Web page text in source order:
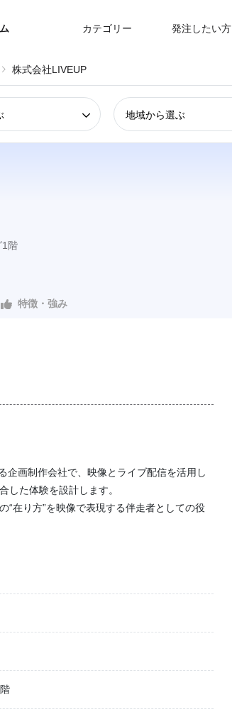
カテゴリー 発注したい方
株式会社LIVEUP
地域から選ぶ
1階
特徴・強み
企画制作会社で、映像とライブ配信を活用し
した体験を設計します。
“在り方”を映像で表現する伴走者としての役